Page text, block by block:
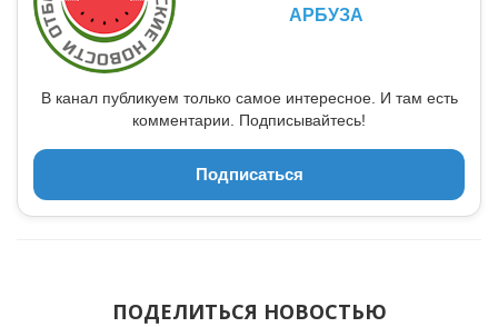
АРБУЗА
В канал публикуем только самое интересное. И там есть
комментарии. Подписывайтесь!
Подписаться
ПОДЕЛИТЬСЯ НОВОСТЬЮ